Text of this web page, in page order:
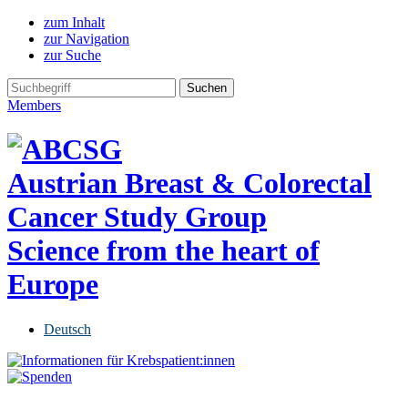
zum Inhalt
zur Navigation
zur Suche
Members
Austrian Breast & Colorectal
Cancer Study Group
Science from the heart of
Europe
Deutsch